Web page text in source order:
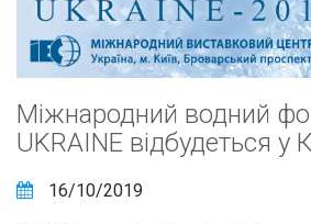
Міжнародний водний
UKRAINE відбудеться у
16/10/2019